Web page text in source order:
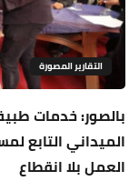
التقارير المصورة
بالصور: خدمات
الميداني التابع
العمل بلا انقطاع